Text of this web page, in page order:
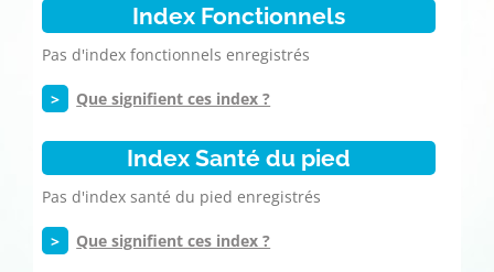
Index Fonctionnels
Pas d'index fonctionnels enregistrés
> Que signifient ces index ?
Index Santé du pied
Pas d'index santé du pied enregistrés
> Que signifient ces index ?